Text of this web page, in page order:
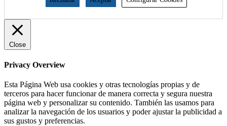
Close
Privacy Overview
Esta Página Web usa cookies y otras tecnologías propias y de
terceros para hacer funcionar de manera correcta y segura nuestra
página web y personalizar su contenido. También las usamos para
analizar la navegación de los usuarios y poder ajustar la publicidad a
sus gustos y preferencias.